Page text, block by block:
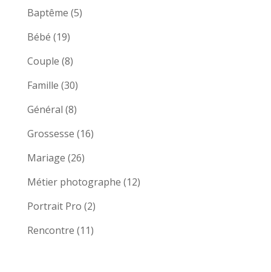
Baptême (5)
Bébé (19)
Couple (8)
Famille (30)
Général (8)
Grossesse (16)
Mariage (26)
Métier photographe (12)
Portrait Pro (2)
Rencontre (11)